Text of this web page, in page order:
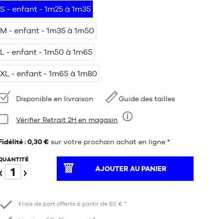
S - enfant - 1m25 à 1m35
M - enfant - 1m35 à 1m50
L - enfant - 1m50 à 1m65
XL - enfant - 1m65 à 1m80
Disponible en livraison Guide des tailles
Vérifier Retrait 2H en magasin
: 0,30 € sur votre prochain achat en ligne *
AJOUTER AU PANIER
Frais de port offerts à partir de 50 € *